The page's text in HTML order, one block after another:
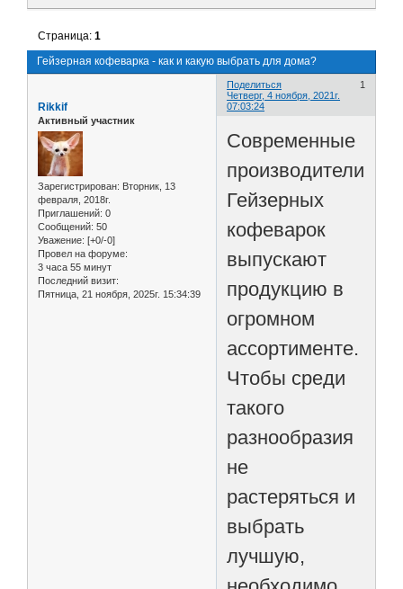
Гейзерная кофеварка - как и какую выбрать для дома?
Страница:1
Поделиться
1
Четверг, 4 ноября, 2021г.
07:03:24
Rikkif
Активный участник
Зарегистрирован: Вторник, 13
февраля, 2018г.
Приглашений: 0
Сообщений: 50
Уважение: [+0/-0]
Провел на форуме:
3 часа 55 минут
Последний визит:
Пятница, 21 ноября, 2025г. 15:34:39
Современные
производители
Гейзерных
кофеварок
выпускают
продукцию в
огромном
ассортименте.
Чтобы среди
такого
разнообразия
не
растеряться и
выбрать
лучшую,